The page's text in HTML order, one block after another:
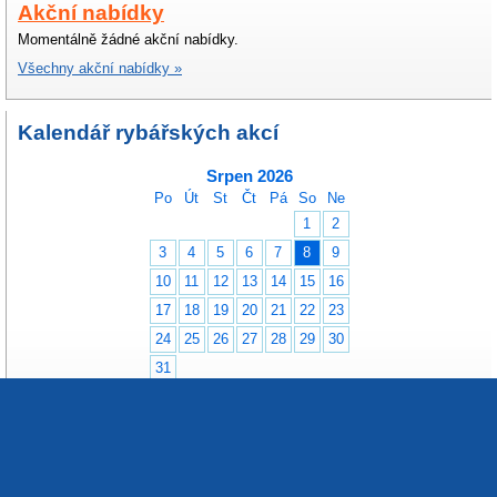
Akční nabídky
Momentálně žádné akční nabídky.
Všechny akční nabídky »
Kalendář rybářských akcí
Srpen 2026
Po Út St Čt Pá So
Ne
1
2
3
4 5 6 7 8
9
10
11 12 13 14 15
16
17
18 19 20 21 22
23
24
25 26 27 28 29
30
31